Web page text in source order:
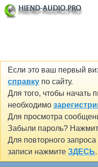
Если это ваш первый
справку по сайту.
Для того, чтобы начать
необходимо
Для просмотра
Забыли пароль?
Для повторного
записи нажмите ЗДЕСЬ.